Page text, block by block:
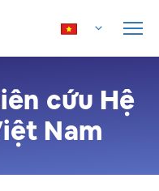
cứu Hệ
Nam